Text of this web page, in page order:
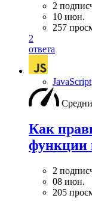
2
10 июн.
257
2
ответа
JavaScript
Как
функции
2
08 июн.
205